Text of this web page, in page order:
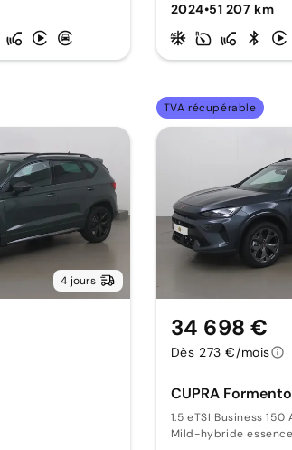
2024•51 207 km
4 jours
TVA récupérable
CUPRA
1.5 eTSI Business 150
Mild-hybride essence
34 698 €
Dès 273 €/mois